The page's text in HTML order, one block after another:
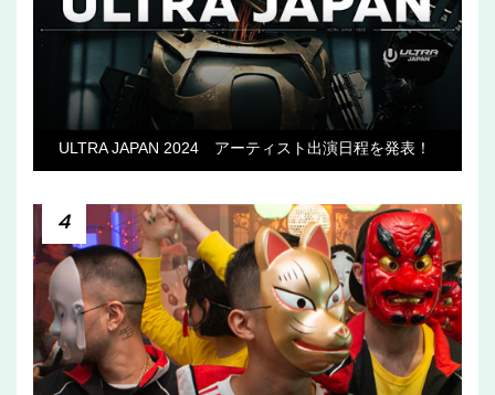
ULTRA JAPAN 2024 アーティスト出演日程を発表！
4